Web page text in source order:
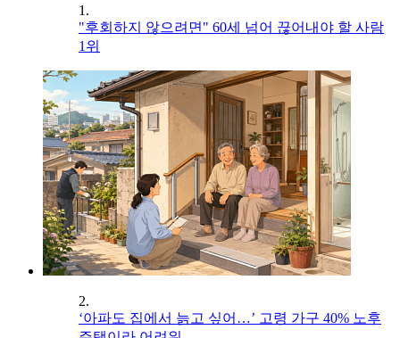
1.
"후회하지 않으려면" 60세 넘어 끊어내야 할 사람
1위
2.
‘아파도 집에서 늙고 싶어…’ 고령 가구 40% 노후